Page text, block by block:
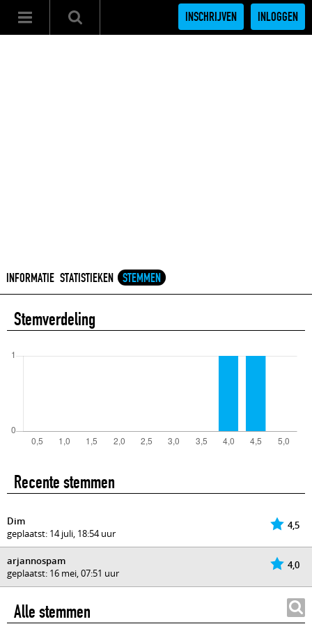
INSCHRIJVEN INLOGGEN
INFORMATIE STATISTIEKEN STEMMEN
Stemverdeling
Recente stemmen
4,5
Dim
geplaatst: 14 juli, 18:54 uur
4,0
arjannospam
geplaatst: 16 mei, 07:51 uur
Alle stemmen